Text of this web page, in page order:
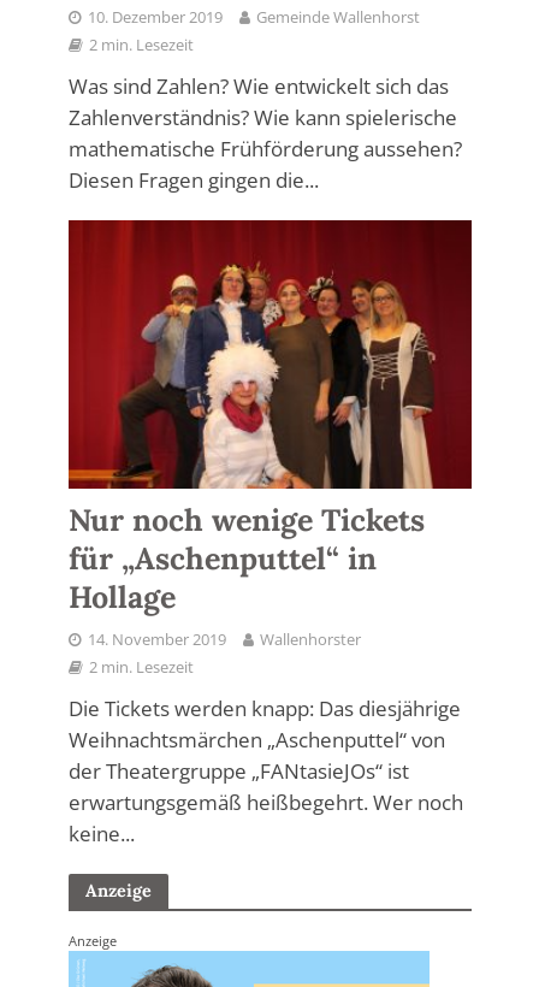
10. Dezember 2019
Gemeinde Wallenhorst
2 min. Lesezeit
Was sind Zahlen? Wie entwickelt sich das
Zahlenverständnis? Wie kann spielerische
mathematische Frühförderung aussehen?
Diesen Fragen gingen die...
Nur noch wenige Tickets
für „Aschenputtel“ in
Hollage
14. November 2019
Wallenhorster
2 min. Lesezeit
Die Tickets werden knapp: Das diesjährige
Weihnachtsmärchen „Aschenputtel“ von
der Theatergruppe „FANtasieJOs“ ist
erwartungsgemäß heißbegehrt. Wer noch
keine...
Anzeige
Anzeige